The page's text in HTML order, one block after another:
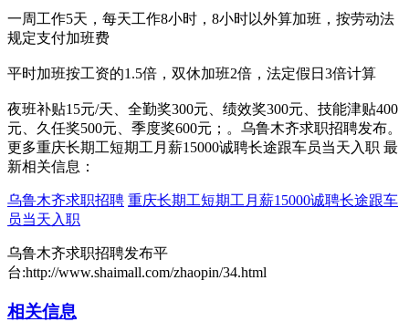
一周工作5天，每天工作8小时，8小时以外算加班，按劳动法
规定支付加班费
平时加班按工资的1.5倍，双休加班2倍，法定假日3倍计算
夜班补贴15元/天、全勤奖300元、绩效奖300元、技能津贴400
元、久任奖500元、季度奖600元；。乌鲁木齐求职招聘发布。
更多重庆长期工短期工月薪15000诚聘长途跟车员当天入职 最
新相关信息：
乌鲁木齐求职招聘 重庆长期工短期工月薪15000诚聘长途跟车
员当天入职
乌鲁木齐求职招聘发布平
台:http://www.shaimall.com/zhaopin/34.html
相关信息